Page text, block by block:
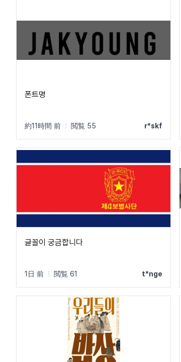
폰트명
約11時間 前 閲覧 55 r*skf
글꼴이 궁금합니다
1日 前 閲覧 61 t*nge